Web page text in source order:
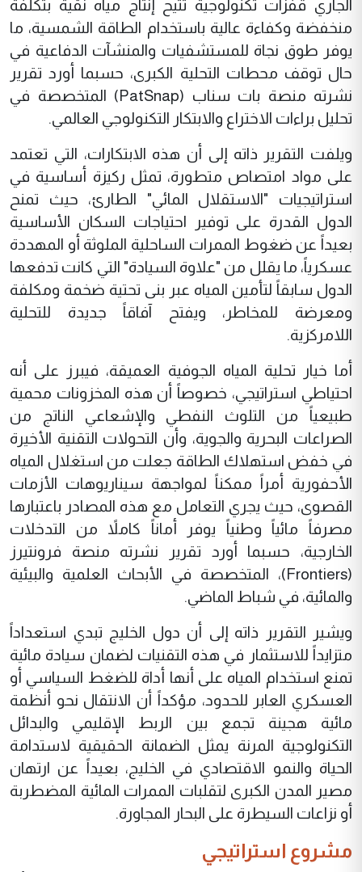
الجاري قفزات تكنولوجية تتيح إنتاج مياه نقية بتكلفة
منخفضة وكفاءة عالية باستخدام الطاقة الشمسية، ما
يوفر طوق نجاة للمستشفيات والمنشآت الدفاعية في
حال توقف محطات التحلية الكبرى، حسبما أورد تقرير
نشرته منصة بات سناب (PatSnap) المتخصصة في
تحليل براءات الاختراع والابتكار التكنولوجي العالمي.
ويلفت التقرير ذاته إلى أن هذه الابتكارات، التي تعتمد
على مواد امتصاص متطورة، تمثل ركيزة أساسية في
استراتيجيات "الاستقلال المائي" الطارئ، حيث تمنح
الدول القدرة على توفير احتياجات السكان الأساسية
بعيداً عن ضغوط الممرات الساحلية الملوثة أو المهددة
عسكرياً، ما يقلل من "علاوة السيادة" التي كانت تدفعها
الدول سابقاً لتأمين المياه عبر بنى تحتية ضخمة ومكلفة
ومعرضة للمخاطر، ويفتح آفاقاً جديدة للتحلية
اللامركزية.
أما خيار تحلية المياه الجوفية العميقة، فيبرز على أنه
احتياطي استراتيجي، خصوصاً أن هذه المخزونات محمية
طبيعياً من التلوث النفطي والإشعاعي الناتج من
الصراعات البحرية والجوية، وأن التحولات التقنية الأخيرة
في خفض استهلاك الطاقة جعلت من استغلال المياه
الأحفورية أمراً ممكناً لمواجهة سيناريوهات الأزمات
القصوى، حيث يجري التعامل مع هذه المصادر باعتبارها
مصرفاً مائياً وطنياً يوفر أماناً كاملاً من التدخلات
الخارجية، حسبما أورد تقرير نشرته منصة فرونتيرز
(Frontiers)، المتخصصة في الأبحاث العلمية والبيئية
والمائية، في شباط الماضي.
ويشير التقرير ذاته إلى أن دول الخليج تبدي استعداداً
متزايداً للاستثمار في هذه التقنيات لضمان سيادة مائية
تمنع استخدام المياه على أنها أداة للضغط السياسي أو
العسكري العابر للحدود، مؤكداً أن الانتقال نحو أنظمة
مائية هجينة تجمع بين الربط الإقليمي والبدائل
التكنولوجية المرنة يمثل الضمانة الحقيقية لاستدامة
الحياة والنمو الاقتصادي في الخليج، بعيداً عن ارتهان
مصير المدن الكبرى لتقلبات الممرات المائية المضطربة
أو نزاعات السيطرة على البحار المجاورة.
مشروع استراتيجي